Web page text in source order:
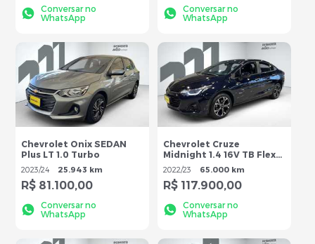
Conversar no
WhatsApp
Conversar no
WhatsApp
Chevrolet Onix SEDAN
Plus LT 1.0 Turbo
2023/24 25.943 km
R$ 81.100,00
Conversar no
WhatsApp
Chevrolet Cruze
Midnight 1.4 16V TB Flex
Aut.
2022/23 65.000 km
R$ 117.900,00
Conversar no
WhatsApp